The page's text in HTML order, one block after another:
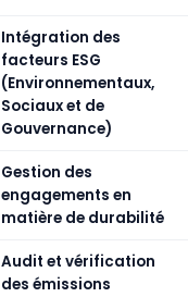
Intégration des
facteurs ESG
(Environnementaux,
Sociaux et de
Gouvernance)
Gestion des
engagements en
matière de durabilité
Audit et vérification
des émissions